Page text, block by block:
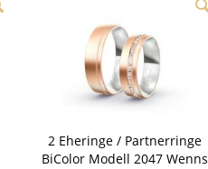
2 Eheringe / Partnerringe
BiColor Modell 2047 Wenns